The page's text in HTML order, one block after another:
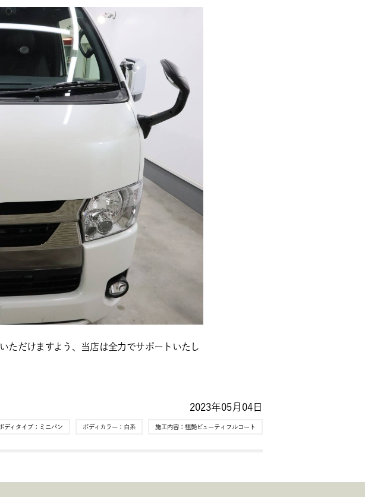
ただけますよう、当店は全力でサポートいたし
2023年05月04日
ディタイプ： ミニバン ボディカラー： 白系 施工内容： 極艶ビューティフルコート